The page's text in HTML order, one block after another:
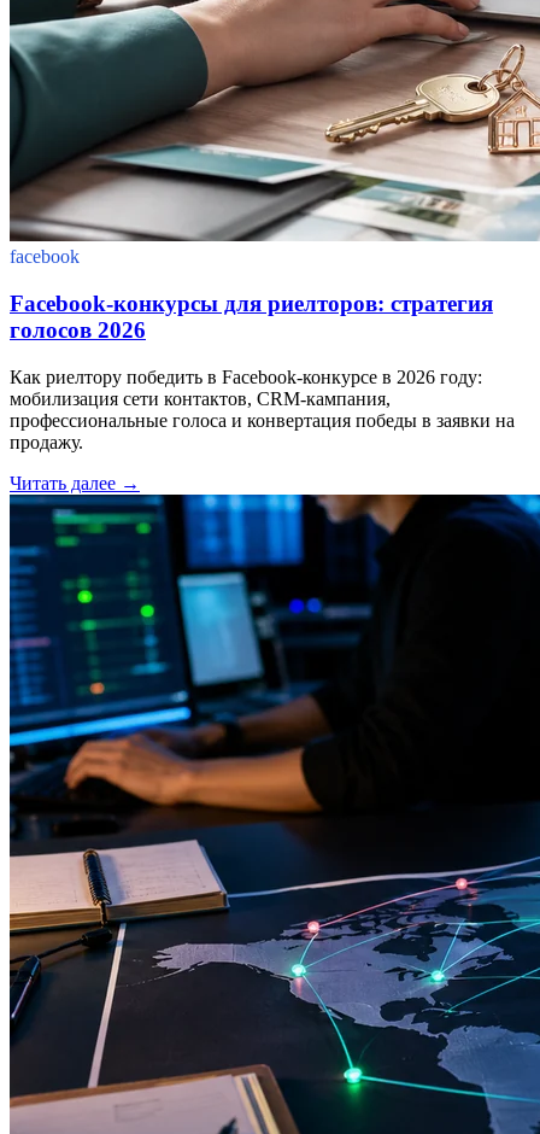
facebook
Facebook-конкурсы для риелторов: стратегия
голосов 2026
Как риелтору победить в Facebook-конкурсе в 2026 году:
мобилизация сети контактов, CRM-кампания,
профессиональные голоса и конвертация победы в заявки на
продажу.
Читать далее →